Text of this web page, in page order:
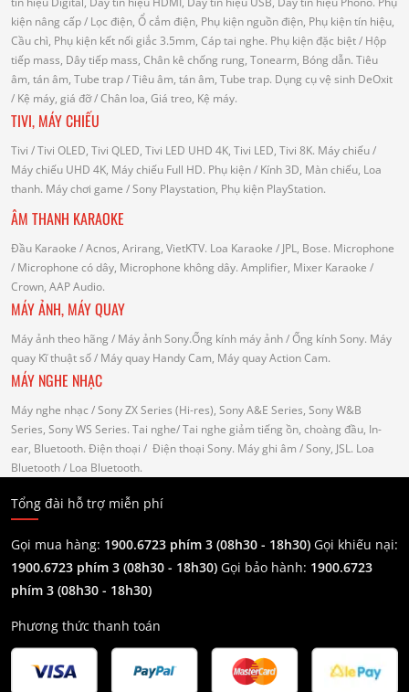
kiện nâng cấp/ Lọc điện, Ổ cắm điện, Phụ kiện nguồn điện, Phụ kiện tín hiệu,
Cầu chì, Phụ kiện kết nối giắc 3.5mm, Cáp tai nghe. Phụ kiện đặc biệt/ Hộp
tiếp mass, Dây tiếp mass, Chân kê chống rung, Tonearm, Bóng dẫn. Tiêu
âm, tán âm, Tube trap/ Tiêu âm, tán âm, Tube trap. Dụng cụ vệ sinh DeOxit
/ Kệ máy, giá đỡ/ Chân loa, Giá treo, Kệ máy.
TIVI, MÁY CHIẾU
Tivi / Tivi OLED, Tivi QLED, Tivi LED UHD 4K, Tivi LED, Tivi 8K. Máy chiếu/
Máy chiếu UHD 4K, Máy chiếu Full HD. Phụ kiện/ Kính 3D, Màn chiếu, Loa
thanh. Máy chơi game / Sony Playstation, Phụ kiện PlayStation.
ÂM THANH KARAOKE
Đầu Karaoke / Acnos, Arirang, VietKTV. Loa Karaoke / JPL, Bose. Microphone
/ Microphone có dây, Microphone không dây. Amplifier, Mixer Karaoke /
Crown, AAP Audio.
MÁY ẢNH, MÁY QUAY
Máy ảnh theo hãng / Máy ảnh Sony.Ống kính máy ảnh / Ống kính Sony. Máy
quay Kĩ thuật số/ Máy quay Handy Cam, Máy quay Action Cam.
MÁY NGHE NHẠC
Máy nghe nhạc / Sony ZX Series (Hi-res), Sony A&E Series, Sony W&B
Series, Sony WS Series. Tai nghe/ Tai nghe giảm tiếng ồn, choàng đầu, In-
ear, Bluetooth. Điện thoại / Điện thoại Sony. Máy ghi âm / Sony, JSL. Loa
Bluetooth/ Loa Bluetooth.
Tổng đài hỗ trợ miễn phí
Gọi mua hàng: 1900.6723 phím 3 (08h30 - 18h30) Gọi khiếu nại:
1900.6723 phím 3 (08h30 - 18h30) Gọi bảo hành: 1900.6723
phím 3 (08h30 - 18h30)
Phương thức thanh toán